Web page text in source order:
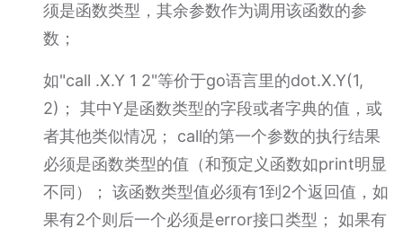
须是函数类型，其余参数作为调用该函数的参
数；
如"call .X.Y 1 2"等价于go语言里的dot.X.Y(1,
2)； 其中Y是函数类型的字段或者字典的值，或
者其他类似情况； call的第一个参数的执行结果
必须是函数类型的值（和预定义函数如print明显
不同）； 该函数类型值必须有1到2个返回值，如
果有2个则后一个必须是error接口类型； 如果有